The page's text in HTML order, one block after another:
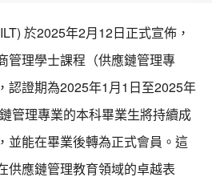
於2025年2月12日正式宣佈，
管理學士課程（供應鏈管理專
認證期為2025年1月1日至2025年
管理專業的本科畢業生將持續成
並能在畢業後轉為正式會員。這
供應鏈管理教育領域的卓越表